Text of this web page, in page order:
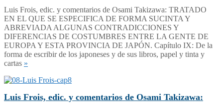
Luis Frois, edic. y comentarios de Osami Takizawa: TRATADO
EN EL QUE SE ESPECIFICA DE FORMA SUCINTA Y
ABREVIADA ALGUNAS CONTRADICCIONES Y
DIFERENCIAS DE COSTUMBRES ENTRE LA GENTE DE
EUROPA Y ESTA PROVINCIA DE JAPÓN. Capítulo IX: De la
forma de escribir de los japoneses y de sus libros, papel y tinta y
cartas »
Luis Frois, edic. y comentarios de Osami Takizawa: